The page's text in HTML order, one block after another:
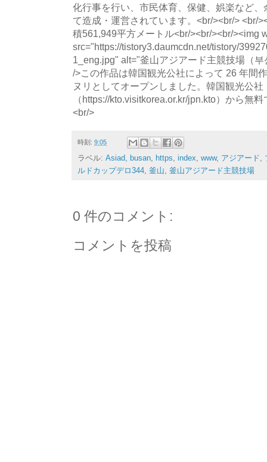
化行事を行い、市民体育、保健、娯楽など
て造成・運営されています。<br/><br/> <br/
積561,949平方メートル<br/><br/><br/><img
src="https://tistory3.daumcdn.net/tistory/
1_eng.jpg" alt="釜山アジアード主競技場（
/>この作品は韓国観光公社によって 26 年間
ヌリとしてオープンしました。韓国観光公社
（https://kto.visitkorea.or.kr/jpn.kto）から無
<br/>
時刻: 9:05
ラベル: Asiad, busan, https, index, www, アジアード,
ルドカップデロ344, 釜山, 釜山アジアード主競技場
0 件のコメント:
コメントを投稿